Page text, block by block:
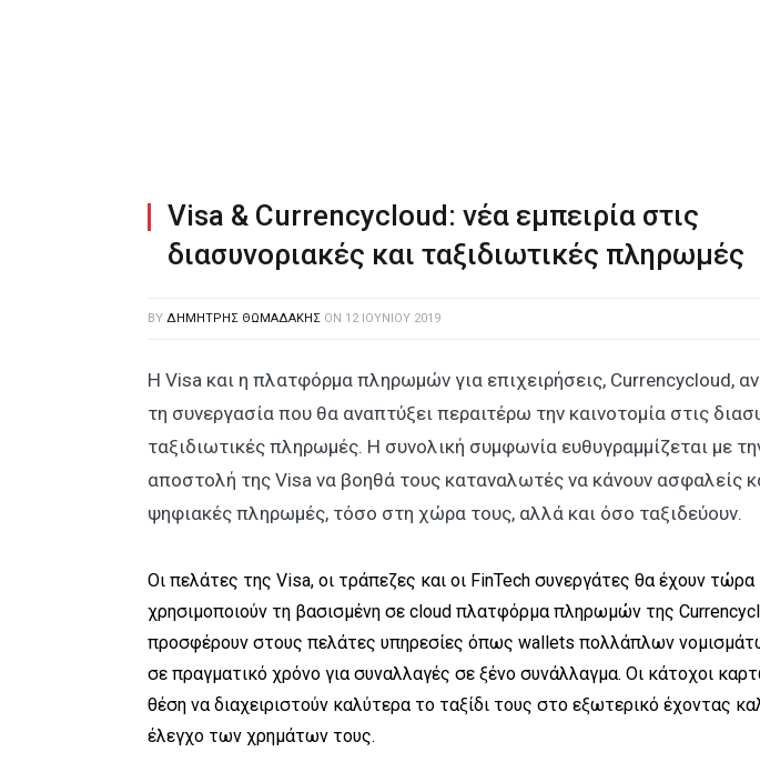
Visa & Currencycloud: νέα εμπειρία στις
διασυνοριακές και ταξιδιωτικές πληρωμές
BY ΔΗΜΉΤΡΗΣ ΘΩΜΑΔΆΚΗΣ ON 12 ΙΟΥΝΊΟΥ 2019
Η Visa και η πλατφόρμα πληρωμών για επιχειρήσεις, Currencycloud,
τη συνεργασία που θα αναπτύξει περαιτέρω την καινοτομία στις
ταξιδιωτικές πληρωμές. Η συνολική συμφωνία ευθυγραμμίζεται με
αποστολή της Visa να βοηθά τους καταναλωτές να κάνουν ασφαλείς
ψηφιακές πληρωμές, τόσο στη χώρα τους, αλλά και όσο ταξιδεύουν.
Οι πελάτες της Visa, οι τράπεζες και οι FinTech συνεργάτες θα έχουν
χρησιμοποιούν τη βασισμένη σε cloud πλατφόρμα πληρωμών της
προσφέρουν στους πελάτες υπηρεσίες όπως wallets πολλάπλων
σε πραγματικό χρόνο για συναλλαγές σε ξένο συνάλλαγμα. Οι κάτοχοι
θέση να διαχειριστούν καλύτερα το ταξίδι τους στο εξωτερικό έχοντας
έλεγχο των χρημάτων τους.